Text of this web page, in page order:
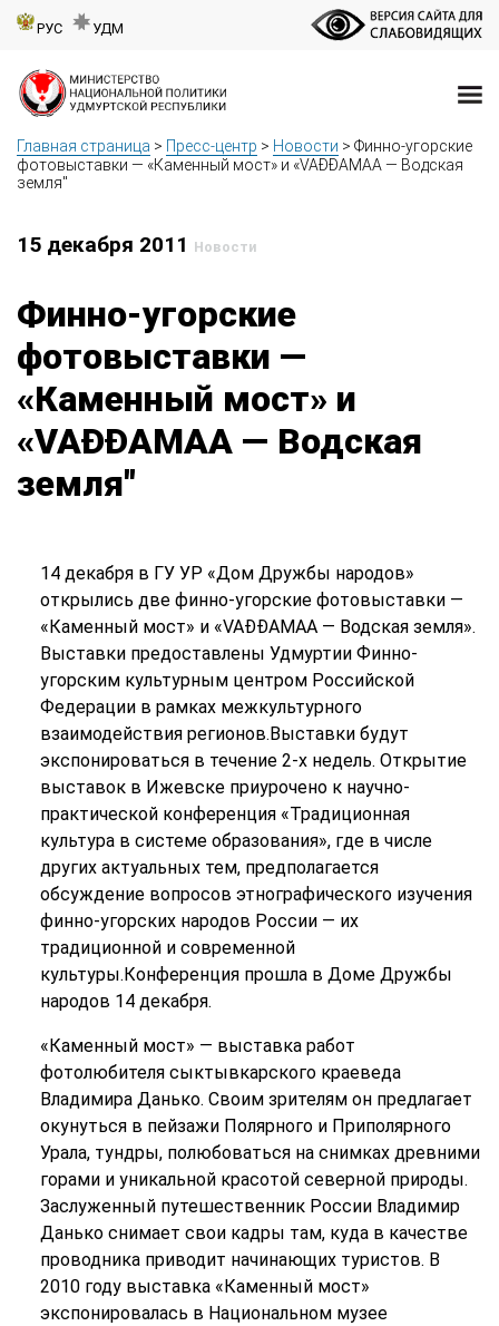
РУС УДМ
Главная страница > Пресс-центр > Новости > Финно-угорские
фотовыставки — «Каменный мост» и «VAĐĐAMAA — Водская
земля"
15 декабря 2011 Новости
Финно-угорские
фотовыставки —
«Каменный мост» и
«VAĐĐAMAA — Водская
земля"
14 декабря в ГУ УР «Дом Дружбы народов»
открылись две финно-угорские фотовыставки —
«Каменный мост» и «VAĐĐAMAA — Водская земля».
Выставки предоставлены Удмуртии Финно-
угорским культурным центром Российской
Федерации в рамках межкультурного
взаимодействия регионов.Выставки будут
экспонироваться в течение 2-х недель. Открытие
выставок в Ижевске приурочено к научно-
практической конференция «Традиционная
культура в системе образования», где в числе
других актуальных тем, предполагается
обсуждение вопросов этнографического изучения
финно-угорских народов России — их
традиционной и современной
культуры.Конференция прошла в Доме Дружбы
народов 14 декабря.
«Каменный мост» — выставка работ
фотолюбителя сыктывкарского краеведа
Владимира Данько. Своим зрителям он предлагает
окунуться в пейзажи Полярного и Приполярного
Урала, тундры, полюбоваться на снимках древними
горами и уникальной красотой северной природы.
Заслуженный путешественник России Владимир
Данько снимает свои кадры там, куда в качестве
проводника приводит начинающих туристов. В
2010 году выставка «Каменный мост»
экспонировалась в Национальном музее